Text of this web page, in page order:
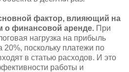
фактор, влияющий на
о финансовой аренде. При
нагрузка на прибыль
поскольку платежи по
в статью расходов. И это
работы и